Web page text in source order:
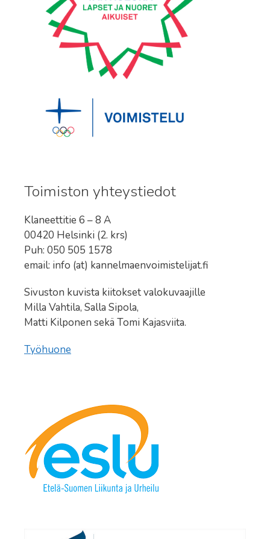
Toimiston yhteystiedot
Klaneettitie 6 – 8 A
00420 Helsinki (2. krs)
Puh: 050 505 1578
email: info (at) kannelmaenvoimistelijat.fi
Sivuston kuvista kiitokset valokuvaajille
Milla Vahtila, Salla Sipola,
Matti Kilponen sekä Tomi Kajasviita.
Työhuone